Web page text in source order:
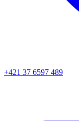
+421 37 6597 489